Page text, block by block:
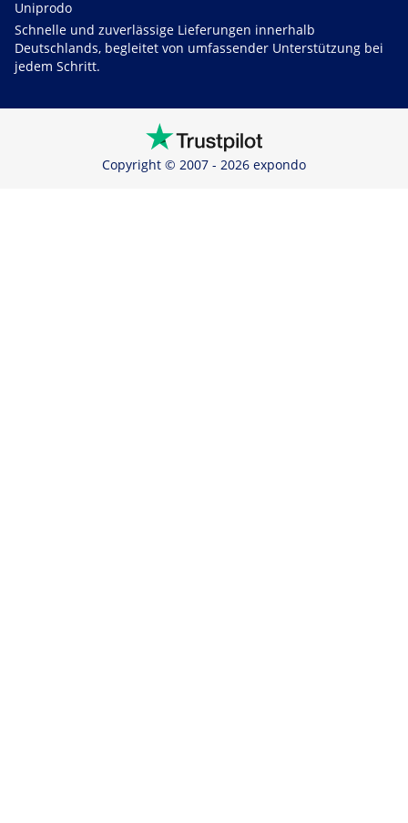
Uniprodo
Schnelle und zuverlässige Lieferungen innerhalb
Deutschlands, begleitet von umfassender Unterstützung bei
jedem Schritt.
Copyright © 2007 - 2026 expondo